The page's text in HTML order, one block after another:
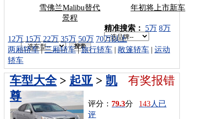
雪佛兰Malibu替代
景程
年初将上市新车
车型搜索：
精准搜索： 5万 8万
12万 15万 22万 35万 50万 70万以上
两厢轿车|三厢轿车|旅行轿车 | 敞篷轿车 | 运动
轿车
有奖报错
车型大全> 起亚 > 凯
尊
评分： 79.3分 143人已
评